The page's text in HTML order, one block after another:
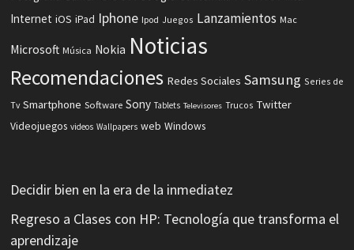
Internet iOS iPad Iphone Ipod Juegos Lanzamientos Mac
Microsoft Música Nokia Noticias
Recomendaciones Redes Sociales Samsung Series de
Tv Smartphone Software Sony Tablets Televisores Trucos Twitter
Videojuegos videos Wallpapers web Windows
Decidir bien en la era de la inmediatez
Regreso a Clases con HP: Tecnología que transforma el
aprendizaje